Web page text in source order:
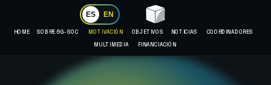
HOME SOBRE 6G-SOC MOTIVACIÓN OBJETIVOS NOTICIAS
COORDINADORES
MULTIMEDIA
FINANCIACIÓN
ES EN